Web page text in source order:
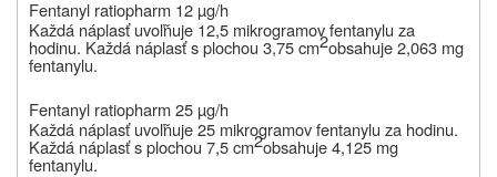
Fentanyl ratiopharm 12 µg/h
Každá náplasť uvoľňuje 12,5 mikrogramov fentanylu za
hodinu. Každá náplasť s plochou 3,75 cm2obsahuje 2,063 mg
fentanylu.
Fentanyl ratiopharm 25 µg/h
Každá náplasť uvoľňuje 25 mikrogramov fentanylu za hodinu.
Každá náplasť s plochou 7,5 cm2obsahuje 4,125 mg
fentanylu.